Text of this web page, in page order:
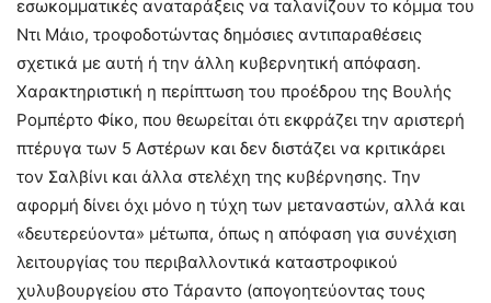
εσωκομματικές αναταράξεις να ταλανίζουν το κόμμα του
Ντι Μάιο, τροφοδοτώντας δημόσιες αντιπαραθέσεις
σχετικά με αυτή ή την άλλη κυβερνητική απόφαση.
Χαρακτηριστική η περίπτωση του προέδρου της Βουλής
Ρομπέρτο Φίκο, που θεωρείται ότι εκφράζει την αριστερή
πτέρυγα των 5 Αστέρων και δεν διστάζει να κριτικάρει
τον Σαλβίνι και άλλα στελέχη της κυβέρνησης. Την
αφορμή δίνει όχι μόνο η τύχη των μεταναστών, αλλά και
«δευτερεύοντα» μέτωπα, όπως η απόφαση για συνέχιση
λειτουργίας του περιβαλλοντικά καταστροφικού
χυλυβουργείου στο Τάραντο (απογοητεύοντας τους